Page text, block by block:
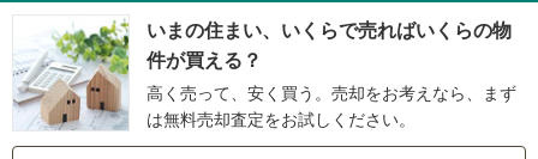
いまの住まい、いくらで売ればいくらの物
件が買える？
高く売って、安く買う。売却をお考えなら、まず
は無料売却査定をお試しください。